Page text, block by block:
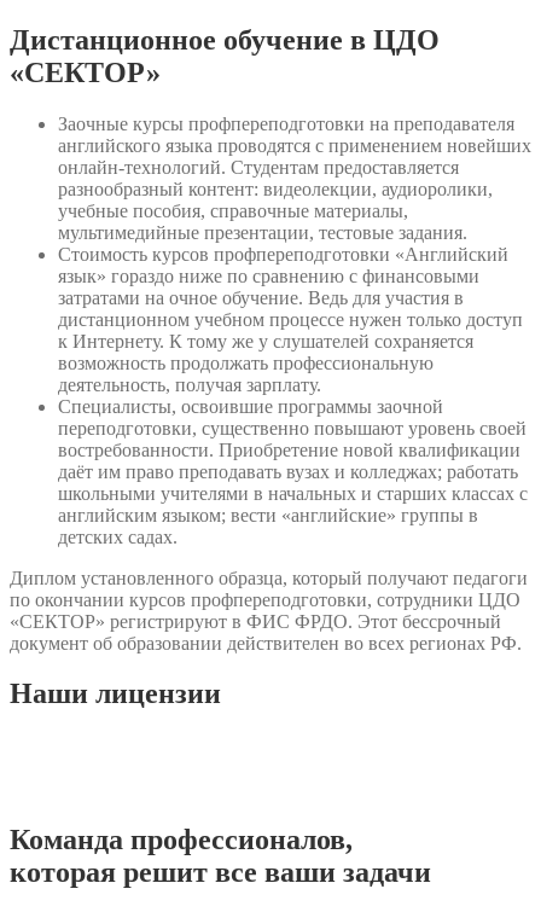
Дистанционное обучение в ЦДО
«СЕКТОР»
Заочные курсы профпереподготовки на преподавателя
английского языка проводятся с применением новейших
онлайн-технологий. Студентам предоставляется
разнообразный контент: видеолекции, аудиоролики,
учебные пособия, справочные материалы,
мультимедийные презентации, тестовые задания.
Стоимость курсов профпереподготовки «Английский
язык» гораздо ниже по сравнению с финансовыми
затратами на очное обучение. Ведь для участия в
дистанционном учебном процессе нужен только доступ
к Интернету. К тому же у слушателей сохраняется
возможность продолжать профессиональную
деятельность, получая зарплату.
Специалисты, освоившие программы заочной
переподготовки, существенно повышают уровень своей
востребованности. Приобретение новой квалификации
даёт им право преподавать вузах и колледжах; работать
школьными учителями в начальных и старших классах с
английским языком; вести «английские» группы в
детских садах.
Диплом установленного образца, который получают педагоги
по окончании курсов профпереподготовки, сотрудники ЦДО
«СЕКТОР» регистрируют в ФИС ФРДО. Этот бессрочный
документ об образовании действителен во всех регионах РФ.
Наши лицензии
Команда профессионалов,
которая решит все ваши задачи